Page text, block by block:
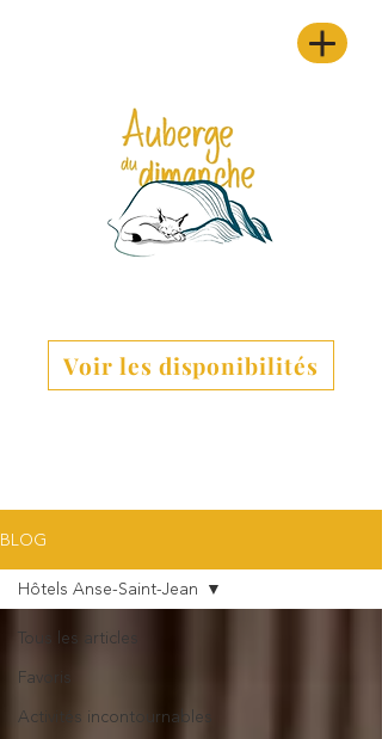
Voir les disponibilités
BLOG
Tous les articles
Favoris
Activités incontournables
Hôtels Anse-Saint-Jean